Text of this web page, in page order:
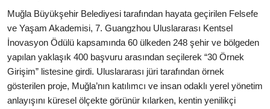
Valilikler
Gallery
Bakanlıklar
Muğla Büyükşehir Belediyesi tarafından hayata geçirilen Felsefe
ve Yaşam Akademisi, 7. Guangzhou Uluslararası Kentsel
İnovasyon Ödülü kapsamında 60 ülkeden 248 şehir ve bölgeden
yapılan yaklaşık 400 başvuru arasından seçilerek “30 Örnek
Girişim” listesine girdi. Uluslararası jüri tarafından örnek
gösterilen proje, Muğla’nın katılımcı ve insan odaklı yerel yönetim
anlayışını küresel ölçekte görünür kılarken, kentin yenilikçi